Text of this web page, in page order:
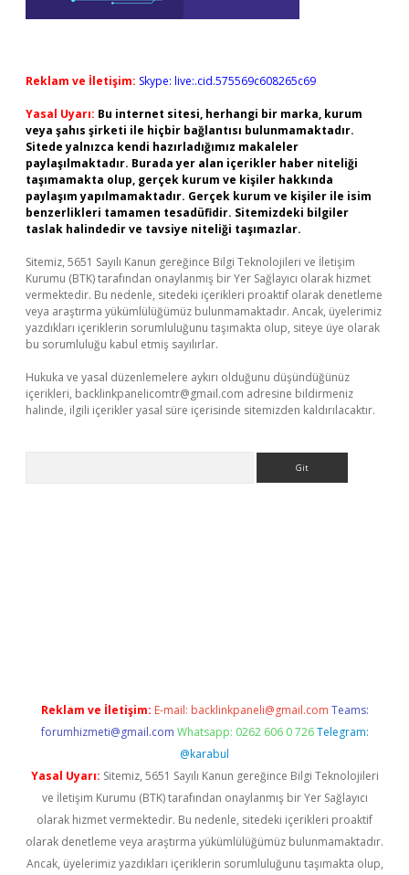
Reklam ve İletişim: Skype: live:.cid.575569c608265c69
Yasal Uyarı: Bu internet sitesi, herhangi bir marka, kurum
veya şahıs şirketi ile hiçbir bağlantısı bulunmamaktadır.
Sitede yalnızca kendi hazırladığımız makaleler
paylaşılmaktadır. Burada yer alan içerikler haber niteliği
taşımamakta olup, gerçek kurum ve kişiler hakkında
paylaşım yapılmamaktadır. Gerçek kurum ve kişiler ile isim
benzerlikleri tamamen tesadüfidir. Sitemizdeki bilgiler
taslak halindedir ve tavsiye niteliği taşımazlar.
Sitemiz, 5651 Sayılı Kanun gereğince Bilgi Teknolojileri ve İletişim
Kurumu (BTK) tarafından onaylanmış bir Yer Sağlayıcı olarak hizmet
vermektedir. Bu nedenle, sitedeki içerikleri proaktif olarak denetleme
veya araştırma yükümlülüğümüz bulunmamaktadır. Ancak, üyelerimiz
yazdıkları içeriklerin sorumluluğunu taşımakta olup, siteye üye olarak
bu sorumluluğu kabul etmiş sayılırlar.
Hukuka ve yasal düzenlemelere aykırı olduğunu düşündüğünüz
içerikleri, backlinkpanelicomtr@gmail.com adresine bildirmeniz
halinde, ilgili içerikler yasal süre içerisinde sitemizden kaldırılacaktır.
Reklam ve İletişim: E-mail: backlinkpaneli@gmail.com Teams:
forumhizmeti@gmail.com Whatsapp: 0262 606 0 726 Telegram:
@karabul
Yasal Uyarı: Sitemiz, 5651 Sayılı Kanun gereğince Bilgi Teknolojileri
ve İletişim Kurumu (BTK) tarafından onaylanmış bir Yer Sağlayıcı
olarak hizmet vermektedir. Bu nedenle, sitedeki içerikleri proaktif
olarak denetleme veya araştırma yükümlülüğümüz bulunmamaktadır.
Ancak, üyelerimiz yazdıkları içeriklerin sorumluluğunu taşımakta olup,